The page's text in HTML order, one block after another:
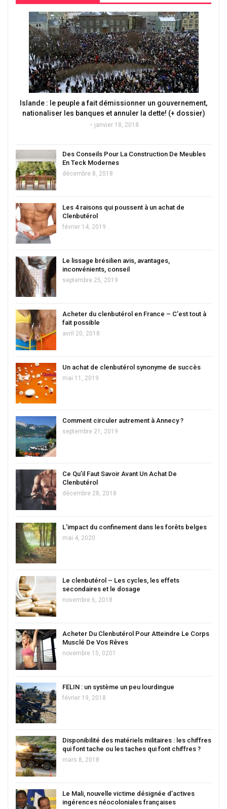
Islande : le peuple a fait démissionner un gouvernement,
nationaliser les banques et annuler la dette! (+ dossier)
janvier 18, 2018
Des Conseils Pour La Construction De Meubles
En Teck Modernes
décembre 8, 2018
Les 4 raisons qui poussent à un achat de
Clenbutérol
février 14, 2019
Le lissage brésilien avis, avantages,
inconvénients, conseil
septembre 25, 2019
Acheter du clenbutérol en France – C’est tout à
fait possible
avril 20, 2018
Un achat de clenbutérol synonyme de succès
mai 11, 2019
Comment circuler autrement à Annecy ?
septembre 21, 2019
Ce Qu’il Faut Savoir Avant Un Achat De
Clenbutérol
décembre 28, 2018
L’impact du confinement dans les forêts belges
mai 4, 2020
Le clenbutérol – Les cycles, les effets
secondaires et le dosage
novembre 6, 2018
Acheter Du Clenbutérol Pour Atteindre Le Corps
Musclé De Vos Rêves
novembre 15, 0201
FELIN : un système un peu lourdingue
février 19, 2018
Disponibilité des matériels militaires : les chiffres
qui font tache ou les taches qui font chiffres ?
mars 8, 2018
Le Mali, nouvelle victime désignée d’actives
ingérences néocoloniales françaises